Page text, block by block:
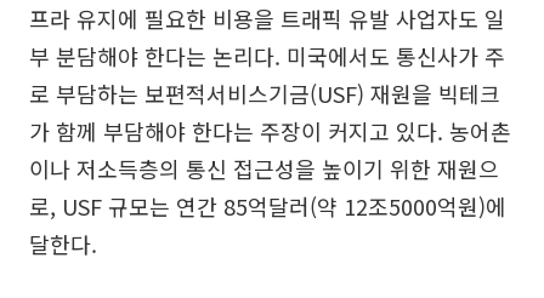
프라 유지에 필요한 비용을 트래픽 유발 사업자도 일
부 분담해야 한다는 논리다. 미국에서도 통신사가 주
로 부담하는 보편적서비스기금(USF) 재원을 빅테크
가 함께 부담해야 한다는 주장이 커지고 있다. 농어촌
이나 저소득층의 통신 접근성을 높이기 위한 재원으
로, USF 규모는 연간 85억달러(약 12조5000억원)에
달한다.